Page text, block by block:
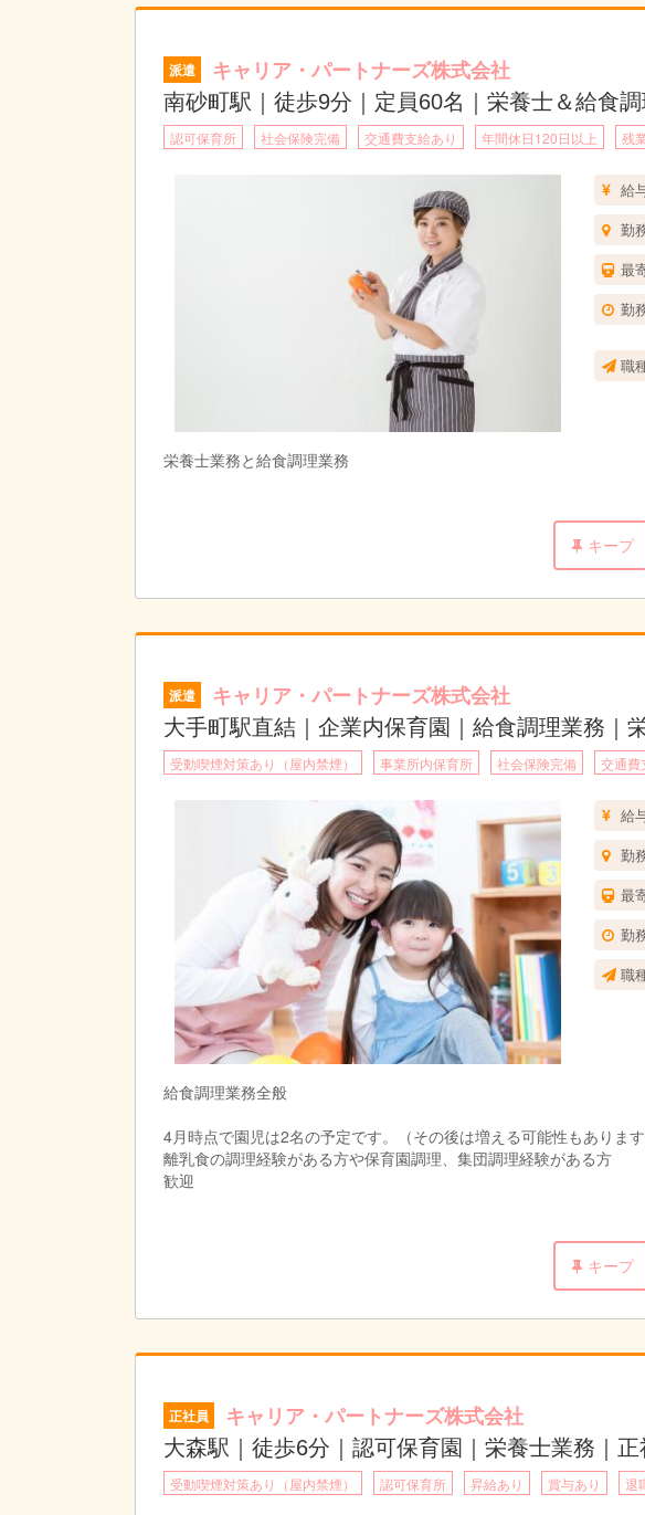
派遣 キャリア・パートナーズ株式会社
南砂町駅｜徒歩9分｜定員60名｜栄養士＆給食調
認可保育所 社会保険完備 交通費支給あり 年間休日120日以上 残
給
勤
最
勤
職
栄養士業務と給食調理業務
キープ
派遣 キャリア・パートナーズ株式会社
大手町駅直結｜企業内保育園｜給食調理業務｜
受動喫煙対策あり（屋内禁煙） 事業所内保育所 社会保険完備 交通費
給
勤
最
勤
職
給食調理業務全般
4月時点で園児は2名の予定です。（その後は増える可能性もあります
離乳食の調理経験がある方や保育園調理、集団調理経験がある方
歓迎
キープ
正社員 キャリア・パートナーズ株式会社
大森駅｜徒歩6分｜認可保育園｜栄養士業務｜正
受動喫煙対策あり（屋内禁煙） 認可保育所 昇給あり 賞与あり 退